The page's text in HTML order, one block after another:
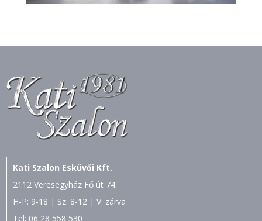
Kati Szalon Esküvői Kft.
2112 Veresegyház Fő út 74.
H-P: 9-18 | Sz: 8-12 | V: zárva
Tel: 06 28 558 530